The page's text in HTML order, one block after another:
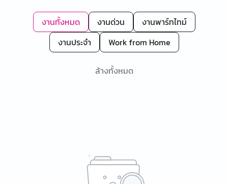
งานทั้งหมด งานด่วน
งานพาร์ทไทม์
งานประจำ
Work from Home
ล้างทั้งหมด